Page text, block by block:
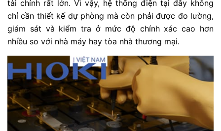
tài chính rất lớn. Vì vậy, hệ thống điện tại đây không
chỉ cần thiết kế dự phòng mà còn phải được đo lường,
giám sát và kiểm tra ở mức độ chính xác cao hơn
nhiều so với nhà máy hay tòa nhà thương mại.